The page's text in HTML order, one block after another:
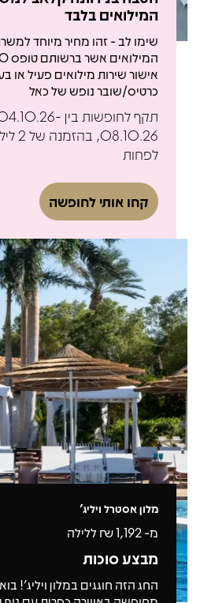
המילואים בלבד
שימו לב - זהו מחיר מיוחד
אישור שירות מילואים פעיל או
כרטיס/שובר נופש של כאל
תקף לחופשות בין
08.10.26,
לפחות
קחו אותי לחופשה
מלון אסטרל ויליג'
מ- 1,192₪ ללילה
מבצע סוכות
החג הזה חוגגים במלון ויליג'!